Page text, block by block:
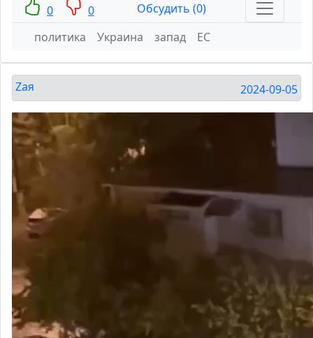
0 0
Обсудить (0)
политика
Украина запад ЕС
Zaя 2024-09-05